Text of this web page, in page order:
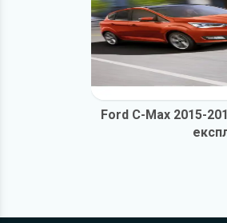
Ford C-Max 2015-